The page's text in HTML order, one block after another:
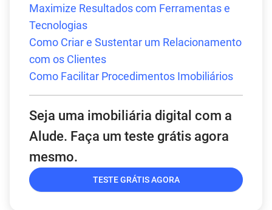
Maximize Resultados com Ferramentas e
Tecnologias
Como Criar e Sustentar um Relacionamento
com os Clientes
Como Facilitar Procedimentos Imobiliários
Seja uma imobiliária digital com a
Alude. Faça um teste grátis agora
mesmo.
TESTE GRÁTIS AGORA